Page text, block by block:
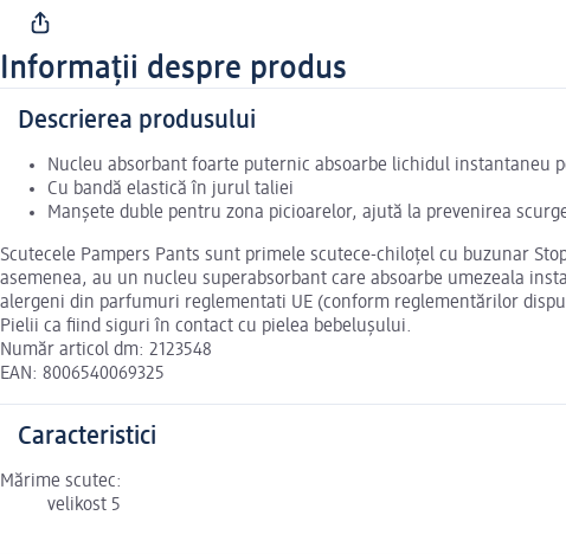
Informații despre produs
Descrierea produsului
Nucleu absorbant foarte puternic absoarbe lichidul instantaneu
Cu bandă elastică în jurul taliei
Manșete duble pentru zona picioarelor, ajută la prevenirea
Scutecele Pampers Pants sunt primele scutece-chiloțel cu buzunar
asemenea, au un nucleu superabsorbant care absoarbe umezeala
alergeni din parfumuri reglementati UE (conform reglementărilor
Pielii ca fiind siguri în contact cu pielea bebelușului.
Număr articol dm: 2123548
EAN: 8006540069325
Caracteristici
Mărime scutec:
velikost 5